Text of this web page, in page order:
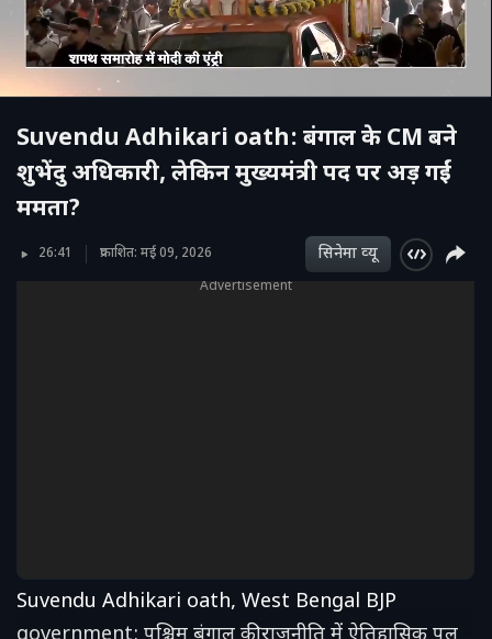
Suvendu Adhikari oath: बंगाल के CM बने
शुभेंदु अधिकारी, लेकिन मुख्यमंत्री पद पर अड़ गईं
ममता?
26:41 प्रकाशित: मई 09, 2026 सिनेमा व्‍यू
Advertisement
Suvendu Adhikari oath, West Bengal BJP